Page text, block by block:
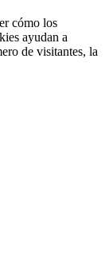
cómo los
ayudan a
de visitantes, la